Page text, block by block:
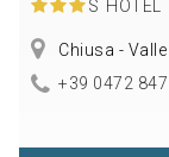
S HOTEL
Chiusa -
+39 0472